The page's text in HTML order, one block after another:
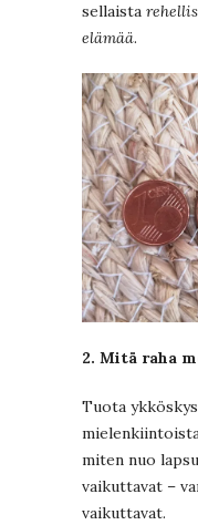
sellaista
elämää.
2. Mitä raha
Tuota
miten nuo
vaikuttavat –
vaikuttavat.